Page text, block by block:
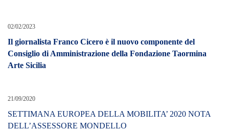
02/02/2023
Il giornalista Franco Cicero è il nuovo componente del
Consiglio di Amministrazione della Fondazione Taormina
Arte Sicilia
21/09/2020
SETTIMANA EUROPEA DELLA MOBILITA’ 2020 NOTA
DELL’ASSESSORE MONDELLO